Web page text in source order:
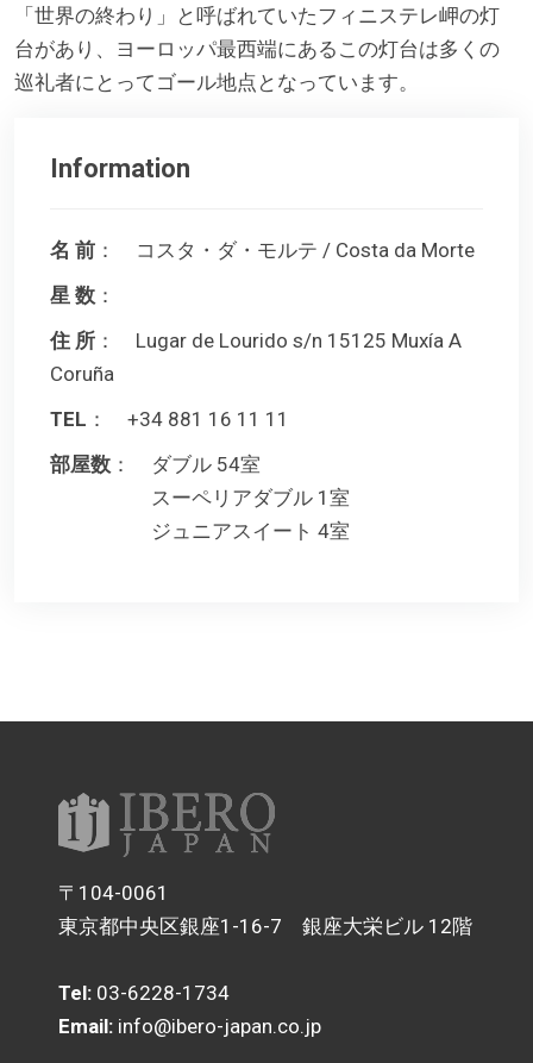
「世界の終わり」と呼ばれていたフィニステレ岬の灯
台があり、ヨーロッパ最西端にあるこの灯台は多くの
巡礼者にとってゴール地点となっています。
Information
名 前 ： コスタ・ダ・モルテ / Costa da Morte
星 数 ：
住 所 ： Lugar de Lourido s/n 15125 Muxía A
Coruña
TEL ： +34 881 16 11 11
部屋数 ： ダブル 54室
スーペリアダブル 1室
ジュニアスイート 4室
〒104-0061
東京都中央区銀座1-16-7 銀座大栄ビル 12階
Tel: 03-6228-1734
Email: info@ibero-japan.co.jp